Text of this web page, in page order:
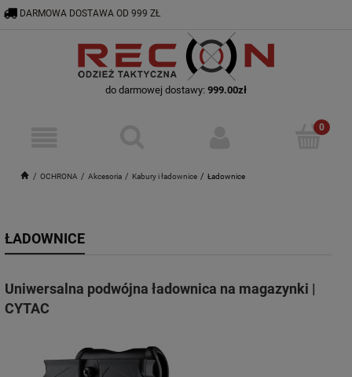
do darmowej dostawy: 999.00zł
OCHRONA Akcesoria Kabury i ładownice Ładownice
DARMOWA DOSTAWA OD 999 ZŁ
56 644 92 29
RECON@ODZIEZTAKTYCZNA.PL
ŁADOWNICE
Uniwersalna podwójna ładownica na magazynki |
CYTAC